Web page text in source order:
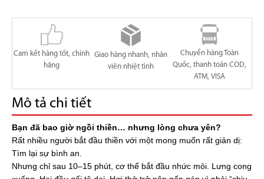
Cam kết hàng tốt, chính
hãng
Giao hàng nhanh, nhân
viên nhiệt tình
Chuyển hàng Toàn
Quốc, thanh toán COD,
ATM, VISA
Mô tả chi tiết
Bạn đã bao giờ ngồi thiền… nhưng lòng chưa yên?
Rất nhiều người bắt đầu thiền với một mong muốn rất giản dị:
Tìm lại sự bình an.
Nhưng chỉ sau 10–15 phút, cơ thể bắt đầu nhức mỏi. Lưng cong